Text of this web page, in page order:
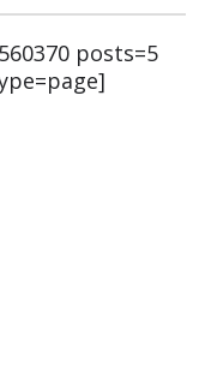
posts=5